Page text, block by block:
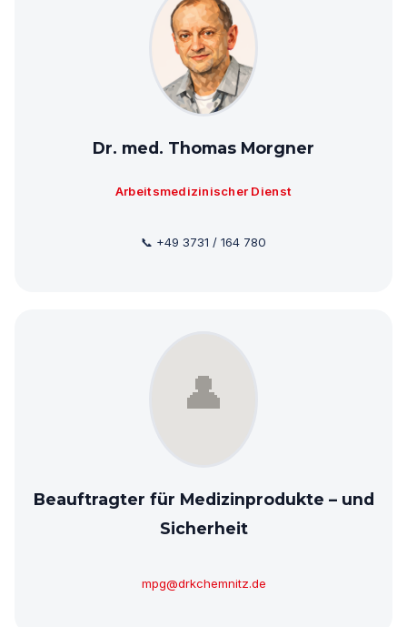
Dr. med. Thomas Morgner
Arbeitsmedizinischer Dienst
📞 +49 3731 / 164 780
Beauftragter für Medizinprodukte – und
Sicherheit
mpg@drkchemnitz.de